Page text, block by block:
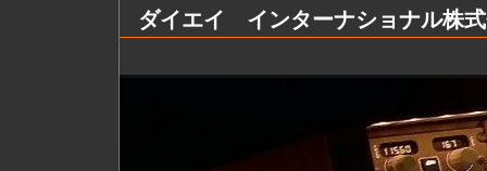
ダイエイ インターナショナル株